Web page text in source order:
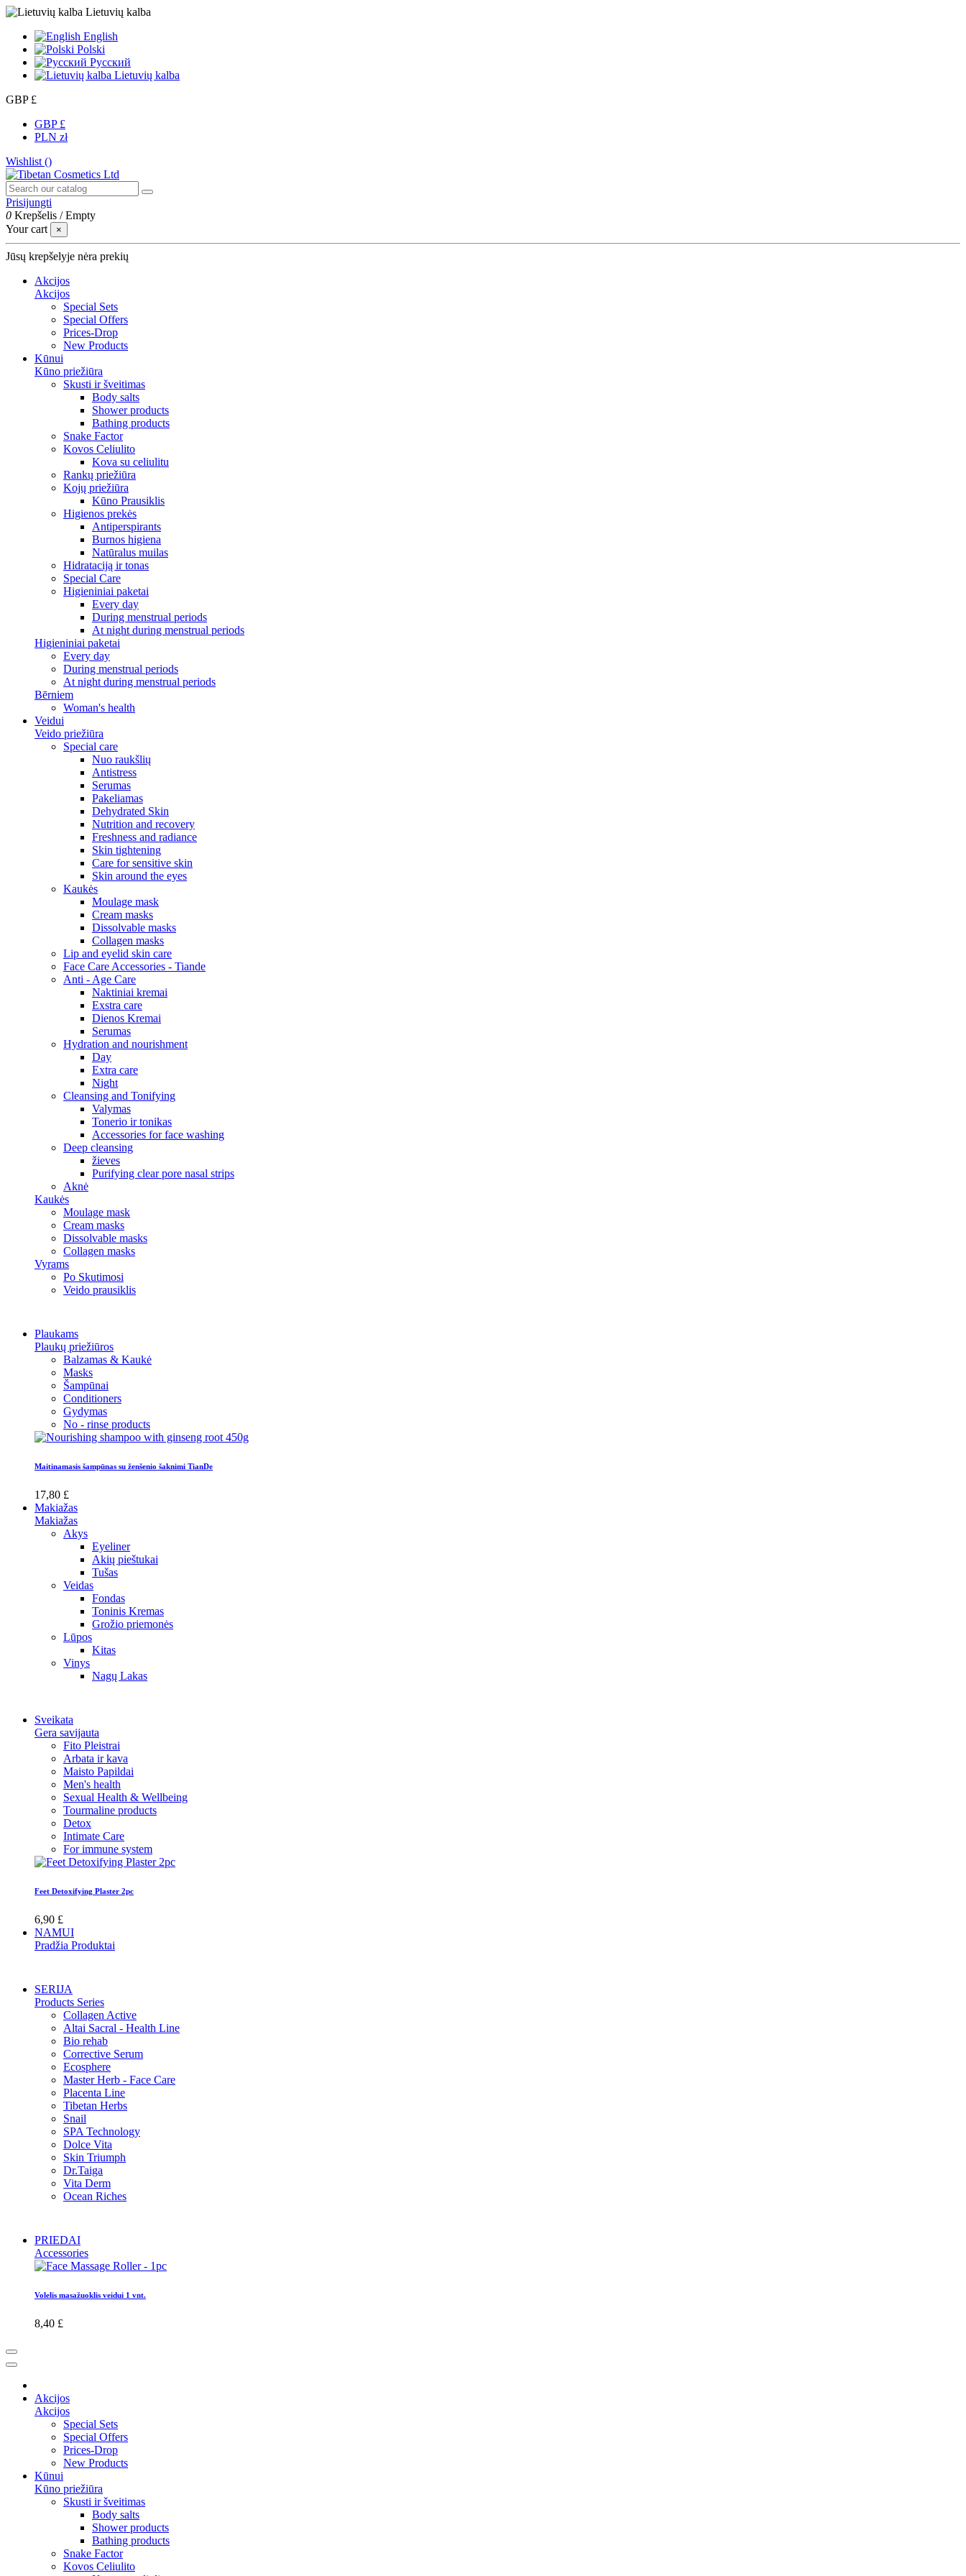
Lietuvių kalba
English
Polski
Русский
Lietuvių kalba
GBP £
GBP £
PLN zł
Wishlist ()
Prisijungti
0 Krepšelis /Empty
Your cart
×
Jūsų krepšelyje nėra prekių
Akcijos
Akcijos
Special Sets
Special Offers
Prices-Drop
New Products
Kūnui
Kūno priežiūra
Skusti ir šveitimas
Body salts
Shower products
Bathing products
Snake Factor
Kovos Celiulito
Kova su celiulitu
Rankų priežiūra
Kojų priežiūra
Kūno Prausiklis
Higienos prekės
Antiperspirants
Burnos higiena
Natūralus muilas
Hidrataciją ir tonas
Special Care
Higieniniai paketai
Every day
During menstrual periods
At night during menstrual periods
Higieniniai paketai
Every day
During menstrual periods
At night during menstrual periods
Bērniem
Woman's health
Veidui
Veido priežiūra
Special care
Nuo raukšlių
Antistress
Serumas
Pakeliamas
Dehydrated Skin
Nutrition and recovery
Freshness and radiance
Skin tightening
Care for sensitive skin
Skin around the eyes
Kaukės
Moulage mask
Cream masks
Dissolvable masks
Collagen masks
Lip and eyelid skin care
Face Care Accessories - Tiande
Anti - Age Care
Naktiniai kremai
Exstra care
Dienos Kremai
Serumas
Hydration and nourishment
Day
Extra care
Night
Cleansing and Tonifying
Valymas
Tonerio ir tonikas
Accessories for face washing
Deep cleansing
žieves
Purifying clear pore nasal strips
Aknė
Kaukės
Moulage mask
Cream masks
Dissolvable masks
Collagen masks
Vyrams
Po Skutimosi
Veido prausiklis
Plaukams
Plaukų priežiūros
Balzamas & Kaukė
Masks
Šampūnai
Conditioners
Gydymas
No - rinse products
Maitinamasis šampūnas su ženšenio šaknimi TianDe
17,80 £
Makiažas
Makiažas
Akys
Eyeliner
Akių pieštukai
Tušas
Veidas
Fondas
Toninis Kremas
Grožio priemonės
Lūpos
Kitas
Vinys
Nagų Lakas
Sveikata
Gera savijauta
Fito Pleistrai
Arbata ir kava
Maisto Papildai
Men's health
Sexual Health & Wellbeing
Tourmaline products
Detox
Intimate Care
For immune system
Feet Detoxifying Plaster 2pc
6,90 £
NAMUI
Pradžia Produktai
SERIJA
Products Series
Collagen Active
Altai Sacral - Health Line
Bio rehab
Corrective Serum
Ecosphere
Master Herb - Face Care
Placenta Line
Tibetan Herbs
Snail
SPA Technology
Dolce Vita
Skin Triumph
Dr.Taiga
Vita Derm
Ocean Riches
PRIEDAI
Accessories
Volelis masažuoklis veidui 1 vnt.
8,40 £
Akcijos
Akcijos
Special Sets
Special Offers
Prices-Drop
New Products
Kūnui
Kūno priežiūra
Skusti ir šveitimas
Body salts
Shower products
Bathing products
Snake Factor
Kovos Celiulito